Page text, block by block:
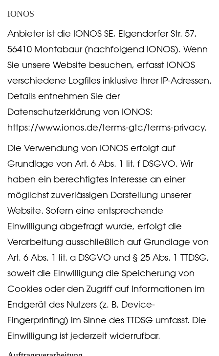
IONOS
Anbieter ist die IONOS SE, Elgendorfer Str. 57,
56410 Montabaur (nachfolgend IONOS). Wenn
Sie unsere Website besuchen, erfasst IONOS
verschiedene Logfiles inklusive Ihrer IP-Adressen.
Details entnehmen Sie der
Datenschutzerklärung von IONOS:
https://www.ionos.de/terms-gtc/terms-privacy.
Die Verwendung von IONOS erfolgt auf
Grundlage von Art. 6 Abs. 1 lit. f DSGVO. Wir
haben ein berechtigtes Interesse an einer
möglichst zuverlässigen Darstellung unserer
Website. Sofern eine entsprechende
Einwilligung abgefragt wurde, erfolgt die
Verarbeitung ausschließlich auf Grundlage von
Art. 6 Abs. 1 lit. a DSGVO und § 25 Abs. 1 TTDSG,
soweit die Einwilligung die Speicherung von
Cookies oder den Zugriff auf Informationen im
Endgerät des Nutzers (z. B. Device-
Fingerprinting) im Sinne des TTDSG umfasst. Die
Einwilligung ist jederzeit widerrufbar.